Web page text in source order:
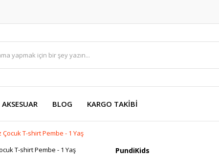
AKSESUAR BLOG KARGO TAKİBİ
Çocuk T-shirt Pembe - 1 Yaş
PundiKids